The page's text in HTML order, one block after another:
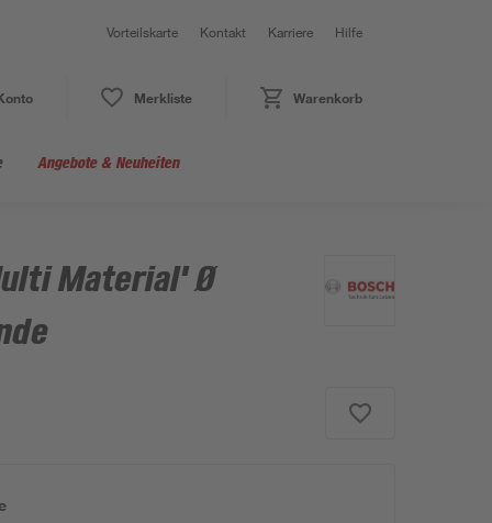
Vorteilskarte Kontakt Karriere Hilfe
Merkliste Warenkorb
Angebote & Neuheiten
Material' Ø